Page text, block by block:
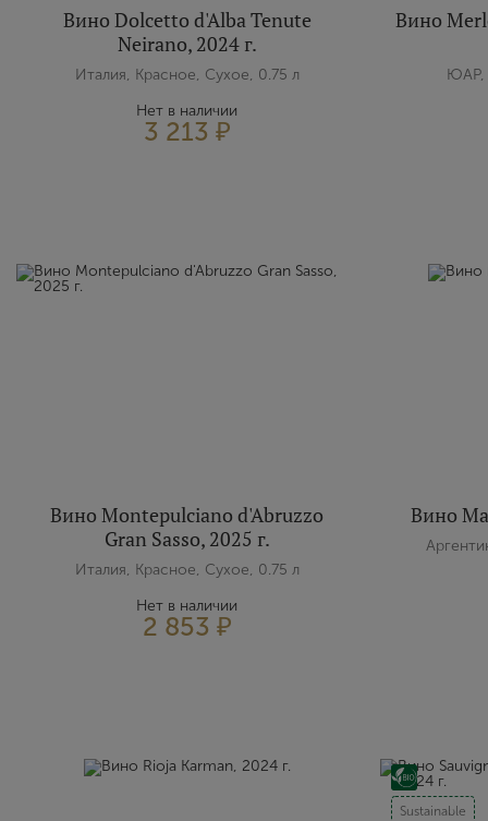
Вино Dolcetto d'Alba Tenute
Neirano, 2024 г.
Италия, Красное, Сухое, 0.75 л
Нет в наличии
3 213 ₽
Вино
ЮАР,
Вино Montepulciano d'Abruzzo
Gran Sasso, 2025 г.
Италия, Красное, Сухое, 0.75 л
Нет в наличии
2 853 ₽
Вино
Sustainable